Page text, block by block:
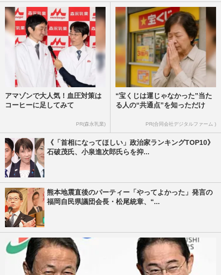
アマゾンで大人気！血圧対策は
コーヒーに足してみて
PR(森永乳業)
“宝くじは運じゃなかった”当た
る人の“共通点”を知っただけ
PR(合同会社デジタルファーム )
《「首相になってほしい」政治家ランキングTOP10》
石破茂氏、小泉進次郎氏らを抑...
熊本地震直後のパーティー「やってよかった」発言の
福岡自民県議団会長・松尾統章、“...